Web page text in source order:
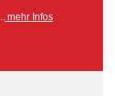
mehr Infos